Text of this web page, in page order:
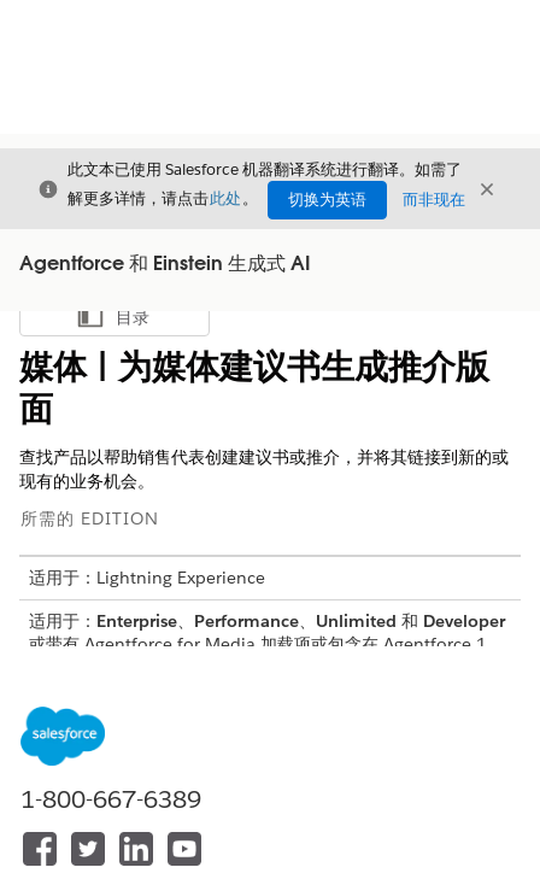
关闭
此文本已使用 Salesforce 机器翻译系统进行翻译。如需了
解更多详情，请点击此处。 切换为英语 而非现在 关闭
Agentforce 和 Einstein 生成式 AI
显示目录
目录
媒体 | 为媒体建议书生成推介版
面
查找产品以帮助销售代表创建建议书或推介，并将其链接到新的或
现有的业务机会。
所需的 EDITION
适用于：Lightning Experience
适用于： Enterprise、 Performance、 Unlimited 和 Developer
或带有 Agentforce for Media 加载项或包含在 Agentforce 1
要生成推介版面：
请参阅标准客服人员操作的
1-800-667-6389